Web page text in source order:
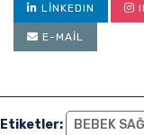
LINKEDIN
E-MAIL
Etiketler: BEBEK